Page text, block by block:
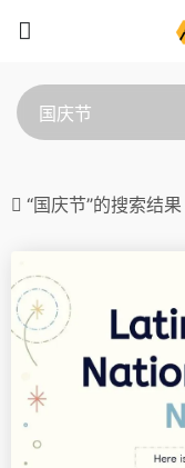
“国庆节”的搜索结果